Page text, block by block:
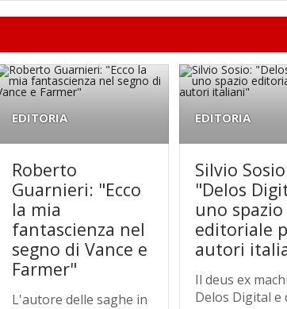
EDITORIA
Roberto
Guarnieri: "Ecco
la mia
fantascienza nel
segno di Vance e
Farmer"
L'autore delle saghe in
EDITORIA
Silvio
"Delos
uno spazio
editoriale
autori
Il deus ex
Delos Digital e